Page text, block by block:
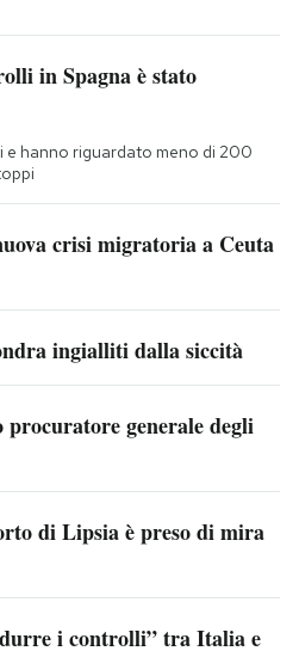
in Spagna è stato
hanno riguardato meno di 200
crisi migratoria a Ceuta
ingialliti dalla siccità
procuratore generale degli
di Lipsia è preso di mira
i controlli” tra Italia e